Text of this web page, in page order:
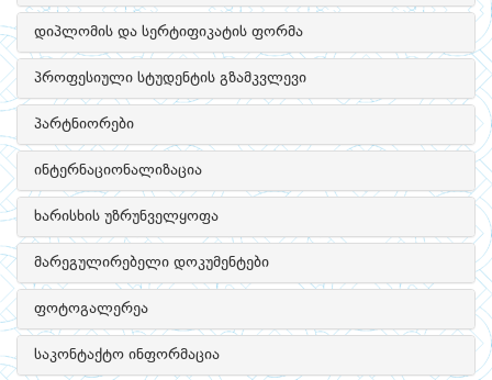
დიპლომის და სერტიფიკატის ფორმა
პროფესიული სტუდენტის გზამკვლევი
პარტნიორები
ინტერნაციონალიზაცია
ხარისხის უზრუნველყოფა
მარეგულირებელი დოკუმენტები
ფოტოგალერეა
საკონტაქტო ინფორმაცია